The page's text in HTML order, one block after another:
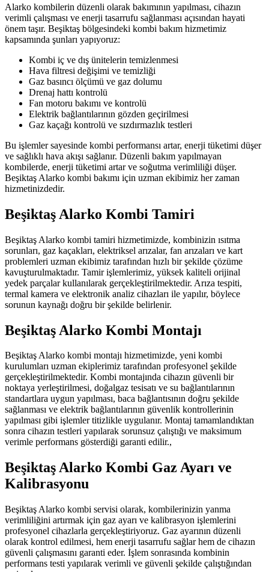
Alarko kombilerin düzenli olarak bakımının yapılması, cihazın
verimli çalışması ve enerji tasarrufu sağlanması açısından hayati
önem taşır. Beşiktaş bölgesindeki kombi bakım hizmetimiz
kapsamında şunları yapıyoruz:
Kombi iç ve dış ünitelerin temizlenmesi
Hava filtresi değişimi ve temizliği
Gaz basıncı ölçümü ve gaz dolumu
Drenaj hattı kontrolü
Fan motoru bakımı ve kontrolü
Elektrik bağlantılarının gözden geçirilmesi
Gaz kaçağı kontrolü ve sızdırmazlık testleri
Bu işlemler sayesinde kombi performansı artar, enerji tüketimi düşer
ve sağlıklı hava akışı sağlanır. Düzenli bakım yapılmayan
kombilerde, enerji tüketimi artar ve soğutma verimliliği düşer.
Beşiktaş Alarko kombi bakımı için uzman ekibimiz her zaman
hizmetinizdedir.
Beşiktaş Alarko Kombi Tamiri
Beşiktaş Alarko kombi tamiri hizmetimizde, kombinizin ısıtma
sorunları, gaz kaçakları, elektriksel arızalar, fan arızaları ve kart
problemleri uzman ekibimiz tarafından hızlı bir şekilde çözüme
kavuşturulmaktadır. Tamir işlemlerimiz, yüksek kaliteli orijinal
yedek parçalar kullanılarak gerçekleştirilmektedir. Arıza tespiti,
termal kamera ve elektronik analiz cihazları ile yapılır, böylece
sorunun kaynağı doğru bir şekilde belirlenir.
Beşiktaş Alarko Kombi Montajı
Beşiktaş Alarko kombi montajı hizmetimizde, yeni kombi
kurulumları uzman ekiplerimiz tarafından profesyonel şekilde
gerçekleştirilmektedir. Kombi montajında cihazın güvenli bir
noktaya yerleştirilmesi, doğalgaz tesisatı ve su bağlantılarının
standartlara uygun yapılması, baca bağlantısının doğru şekilde
sağlanması ve elektrik bağlantılarının güvenlik kontrollerinin
yapılması gibi işlemler titizlikle uygulanır. Montaj tamamlandıktan
sonra cihazın testleri yapılarak sorunsuz çalıştığı ve maksimum
verimle performans gösterdiği garanti edilir.,
Beşiktaş Alarko Kombi Gaz Ayarı ve
Kalibrasyonu
Beşiktaş Alarko kombi servisi olarak, kombilerinizin yanma
verimliliğini artırmak için gaz ayarı ve kalibrasyon işlemlerini
profesyonel cihazlarla gerçekleştiriyoruz. Gaz ayarının düzenli
olarak kontrol edilmesi, hem enerji tasarrufu sağlar hem de cihazın
güvenli çalışmasını garanti eder. İşlem sonrasında kombinin
performans testi yapılarak verimli ve güvenli şekilde çalıştığından